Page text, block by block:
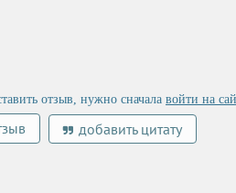
отзыв, нужно сначала войти на
добавить цитату